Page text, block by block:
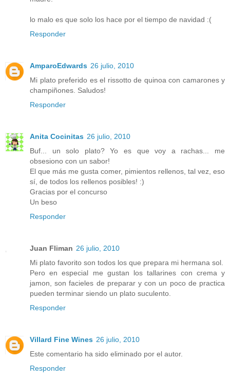
lo malo es que solo los hace por el tiempo de navidad :(
Responder
AmparoEdwards 26 julio, 2010
Mi plato preferido es el rissotto de quinoa con camarones y
champiñones. Saludos!
Responder
Anita Cocinitas 26 julio, 2010
Buf... un solo plato? Yo es que voy a rachas... me
obsesiono con un sabor!
El que más me gusta comer, pimientos rellenos, tal vez, eso
sí, de todos los rellenos posibles! :)
Gracias por el concurso
Un beso
Responder
Juan Fliman 26 julio, 2010
Mi plato favorito son todos los que prepara mi hermana sol.
Pero en especial me gustan los tallarines con crema y
jamon, son facieles de preparar y con un poco de practica
pueden terminar siendo un plato suculento.
Responder
Villard Fine Wines 26 julio, 2010
Este comentario ha sido eliminado por el autor.
Responder